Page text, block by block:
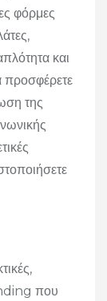
φόρμες
και
προσφέρετε
της
που